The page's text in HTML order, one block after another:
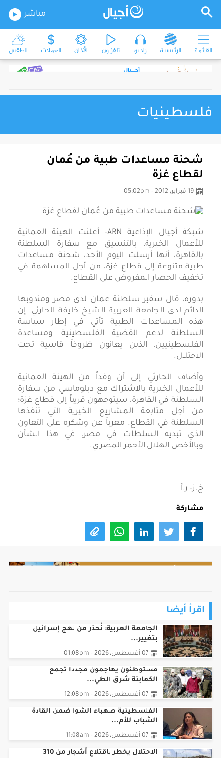
مباشر
القائمة الرئيسية راديو تلفزيون الأذان العملات الطقس
فلسطينيات
شحنة مساعدات طبية من عُمان
لقطاع غزة
19 فبراير، 2012 - 05:02pm
شبكة أجيال الإذاعية ARN- أعلنت الهيئة العمانية
للأعمال الخيرية، بالتنسيق مع سفارة السلطنة
بالقاهرة، أنها أرسلت اليوم الأحد، شحنة مساعدات
طبية متنوعة إلى قطاع غزة، من أجل المساهمة في
تخفيف الحصار المفروض على القطاع.
بدوره، قال سفير سلطنة عمان لدى مصر ومندوبها
الدائم لدى الجامعة العربية الشيخ خليفة الحارثي، إن
هذه المساعدات الطبية تأتي في إطار سياسة
السلطنة لدعم القضية الفلسطينية ومساعدة
الفلسطينيين، الذين يعانون ظروفاً قاسية تحت
الاحتلال.
وأضاف الحارثي، إلى أن وفداً من الهيئة العمانية
للأعمال الخيرية بالاشتراك مع دبلوماسي من سفارة
السلطنة في القاهرة، سيتوجهون قريباً إلى قطاع غزة؛
من أجل متابعة المشاريع الخيرية التي تنفذها
السلطنة في القطاع. معرباً عن وشكره على التعاون
الذي تبديه السلطات في مصر، في هذا الشأن
وبالأخص الهلال الأحمر المصري.
خ.ز- ر.أ
مشاركة
اقرأ أيضا
الجامعة العربية: نُحذر من نهج إسرائيل
بتغيير...
07 أغسطس، 2026 - 01:08pm
مستوطنون يهاجمون مجددا تجمع
الكعابنة شرق الطي...
07 أغسطس، 2026 - 12:08pm
الفلسطينية صهباء الشوا ضمن القادة
الشباب للأم...
07 أغسطس، 2026 - 11:08am
الاحتلال يخطر باقتلاع أشجار من 310